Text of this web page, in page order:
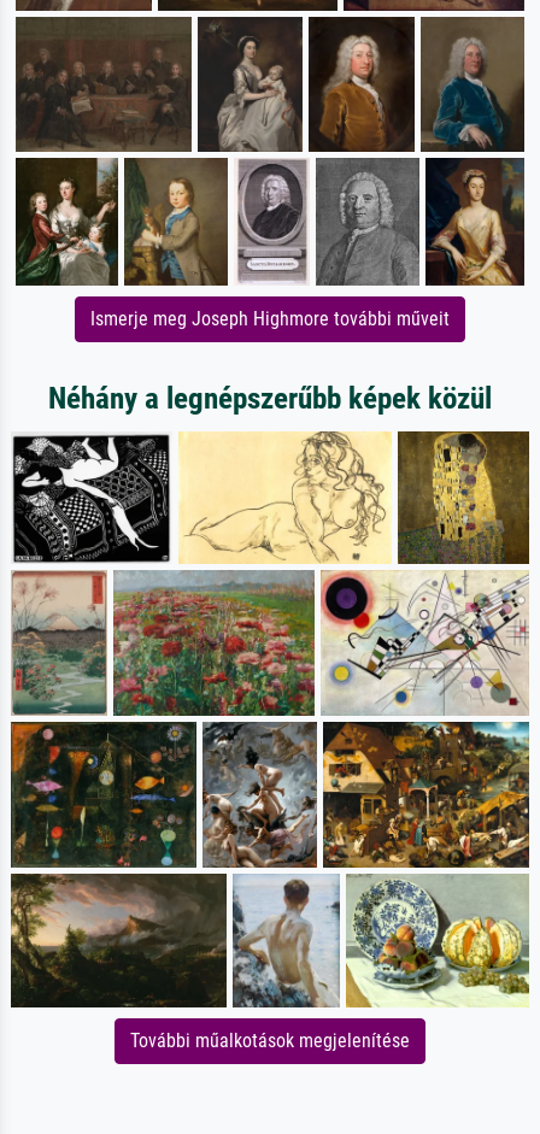
Ismerje meg Joseph Highmore további műveit
Néhány a legnépszerűbb képek közül
További műalkotások megjelenítése